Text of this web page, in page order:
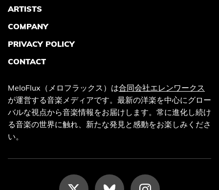
ARTISTS
COMPANY
PRIVACY POLICY
CONTACT
MeloFlux（メロフラックス）は合同会社エレンワークス
が運営する音楽メディアです。最新の洋楽を中心にグロー
バルな視点から音楽情報をお届けします。常に進化し続け
る音楽の世界に触れ、新たな発見と感動をお楽しみくださ
い。